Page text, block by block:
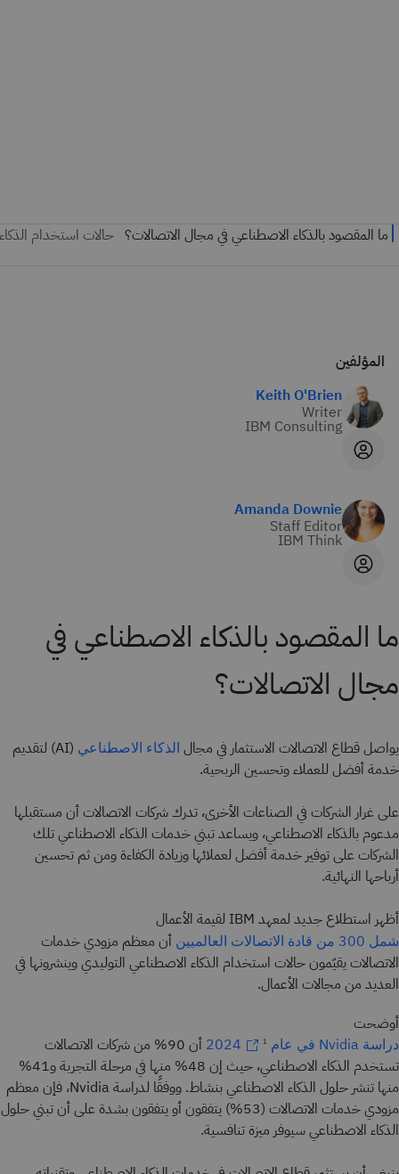
المؤلفين
Keith O'Brien
Writer
IBM Consulting
Amanda Downie
Staff Editor
IBM Think
ما المقصود بالذكاء الاصطناعي في
مجال الاتصالات؟
يواصل قطاع الاتصالات الاستثمار في مجال الذكاء الاصطناعي
(AI) لتقديم
خدمة أفضل للعملاء وتحسين الربحية.
على غرار الشركات في الصناعات الأخرى، تدرك شركات الاتصالات أن مستقبلها
مدعوم بالذكاء الاصطناعي، ويساعد تبني خدمات الذكاء الاصطناعي تلك
الشركات على توفير خدمة أفضل لعملائها وزيادة الكفاءة ومن ثم تحسين
أرباحها النهائية.
أظهر استطلاع جديد لمعهد IBM لقيمة الأعمال
شمل 300 من قادة الاتصالات العالميين
أن معظم مزودي خدمات
الاتصالات يقيّمون حالات استخدام الذكاء الاصطناعي التوليدي وينشرونها في
العديد من مجالات الأعمال.
أوضحت
دراسة Nvidia في عام 2024 1
أن 90% من شركات الاتصالات
تستخدم الذكاء الاصطناعي، حيث إن 48% منها في مرحلة التجربة و41%
منها تنشر حلول الذكاء الاصطناعي بنشاط. ووفقًا لدراسة Nvidia، فإن معظم
مزودي خدمات الاتصالات (53%) يتفقون أو يتفقون بشدة على أن تبني حلول
الذكاء الاصطناعي سيوفر ميزة تنافسية.